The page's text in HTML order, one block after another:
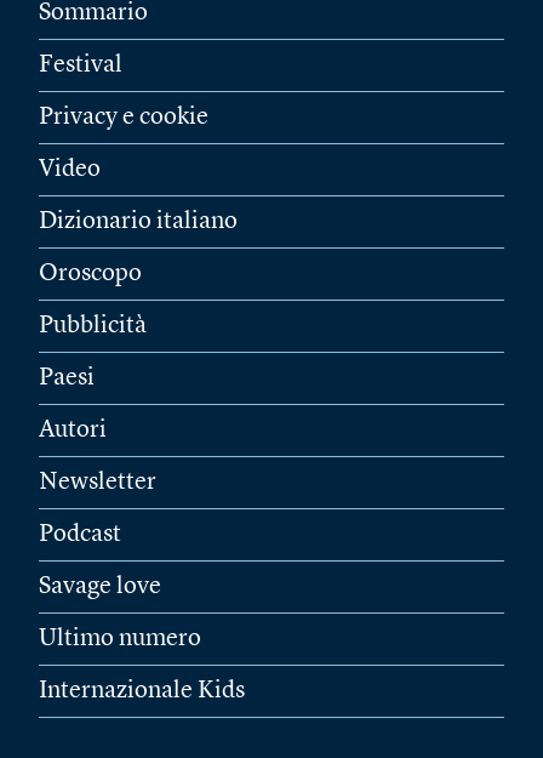
Sommario
Festival
Privacy e cookie
Video
Dizionario italiano
Oroscopo
Pubblicità
Paesi
Autori
Newsletter
Podcast
Savage love
Ultimo numero
Internazionale Kids